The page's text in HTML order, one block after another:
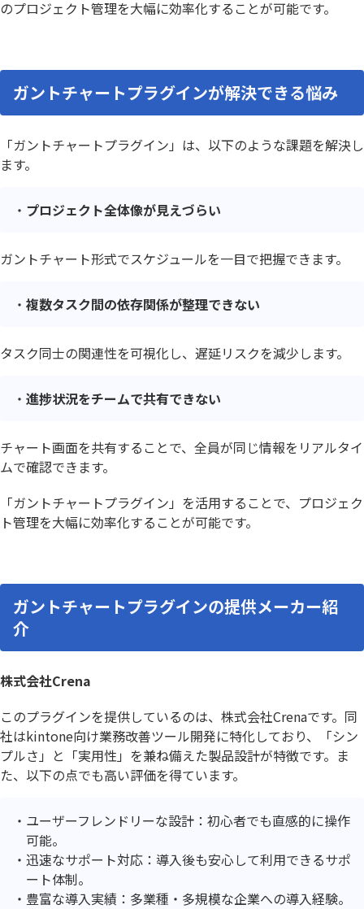
のプロジェクト管理を大幅に効率化することが可能です。
ガントチャートプラグインが解決できる悩み
「ガントチャートプラグイン」は、以下のような課題を解決し
ます。
プロジェクト全体像が見えづらい
ガントチャート形式でスケジュールを一目で把握できます。
複数タスク間の依存関係が整理できない
タスク同士の関連性を可視化し、遅延リスクを減少します。
進捗状況をチームで共有できない
チャート画面を共有することで、全員が同じ情報をリアルタイ
ムで確認できます。
「ガントチャートプラグイン」を活用することで、プロジェク
ト管理を大幅に効率化することが可能です。
ガントチャートプラグインの提供メーカー紹
介
株式会社Crena
このプラグインを提供しているのは、株式会社Crenaです。同
社はkintone向け業務改善ツール開発に特化しており、「シン
プルさ」と「実用性」を兼ね備えた製品設計が特徴です。ま
た、以下の点でも高い評価を得ています。
ユーザーフレンドリーな設計：初心者でも直感的に操作
可能。
迅速なサポート対応：導入後も安心して利用できるサポ
ート体制。
豊富な導入実績：多業種・多規模な企業への導入経験。